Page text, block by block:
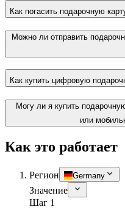
Как погасить подарочную
Можно ли отправить
Как купить цифровую
Могу ли я купить
или
Как это работает
Регион Germany
Значение
Шаг 1